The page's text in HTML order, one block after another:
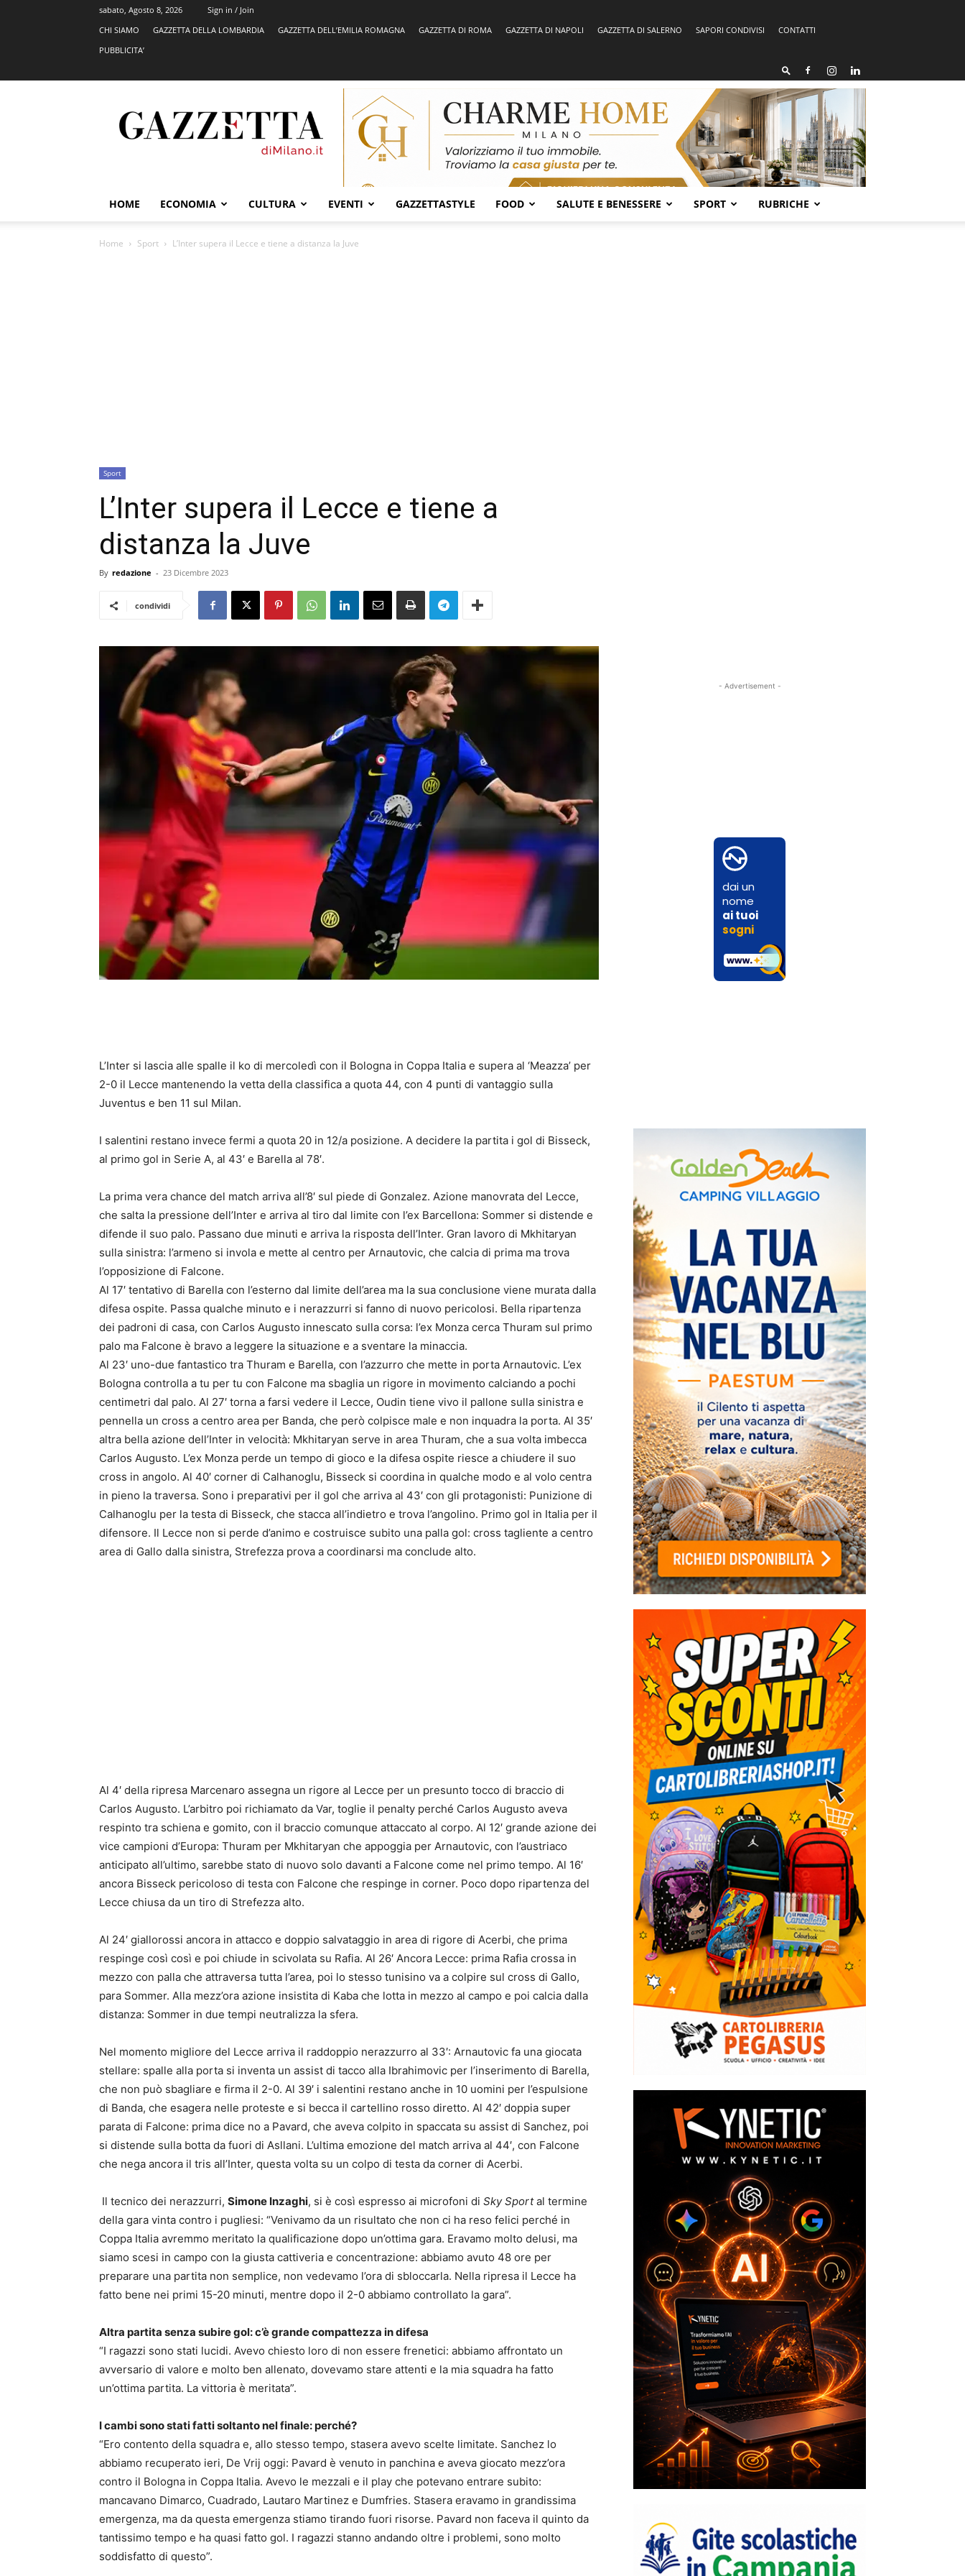
sabato, Agosto 8, 2026
Sign in / Join
CHI SIAMO
GAZZETTA DELLA LOMBARDIA GAZZETTA DELL’EMILIA ROMAGNA GAZZETTA DI ROMA GAZZETTA DI NAPOLI GAZZETTA DI SALERNO SAPORI CONDIVISI
CONTATTI
PUBBLICITA’
HOME ECONOMIA CULTURA EVENTI GAZZETTASTYLE FOOD SALUTE E BENESSERE SPORT RUBRICHE
Home Sport L’Inter supera il Lecce e tiene a distanza la Juve
Sport
L’Inter supera il Lecce e tiene a
distanza la Juve
By redazione - 23 Dicembre 2023
condividi
L’Inter si lascia alle spalle il ko di mercoledì con il Bologna in Coppa Italia e supera al ‘Meazza’ per
2-0 il Lecce mantenendo la vetta della classifica a quota 44, con 4 punti di vantaggio sulla
Juventus e ben 11 sul Milan.
I salentini restano invece fermi a quota 20 in 12/a posizione. A decidere la partita i gol di Bisseck,
al primo gol in Serie A, al 43′ e Barella al 78′.
La prima vera chance del match arriva all’8′ sul piede di Gonzalez. Azione manovrata del Lecce,
che salta la pressione dell’Inter e arriva al tiro dal limite con l’ex Barcellona: Sommer si distende e
difende il suo palo. Passano due minuti e arriva la risposta dell’Inter. Gran lavoro di Mkhitaryan
sulla sinistra: l’armeno si invola e mette al centro per Arnautovic, che calcia di prima ma trova
l’opposizione di Falcone.
Al 17′ tentativo di Barella con l’esterno dal limite dell’area ma la sua conclusione viene murata dalla
difesa ospite. Passa qualche minuto e i nerazzurri si fanno di nuovo pericolosi. Bella ripartenza
dei padroni di casa, con Carlos Augusto innescato sulla corsa: l’ex Monza cerca Thuram sul primo
palo ma Falcone è bravo a leggere la situazione e a sventare la minaccia.
Al 23′ uno-due fantastico tra Thuram e Barella, con l’azzurro che mette in porta Arnautovic. L’ex
Bologna controlla a tu per tu con Falcone ma sbaglia un rigore in movimento calciando a pochi
centimetri dal palo. Al 27′ torna a farsi vedere il Lecce, Oudin tiene vivo il pallone sulla sinistra e
pennella un cross a centro area per Banda, che però colpisce male e non inquadra la porta. Al 35′
altra bella azione dell’Inter in velocità: Mkhitaryan serve in area Thuram, che a sua volta imbecca
Carlos Augusto. L’ex Monza perde un tempo di gioco e la difesa ospite riesce a chiudere il suo
cross in angolo. Al 40′ corner di Calhanoglu, Bisseck si coordina in qualche modo e al volo centra
in pieno la traversa. Sono i preparativi per il gol che arriva al 43′ con gli protagonisti: Punizione di
Calhanoglu per la testa di Bisseck, che stacca all’indietro e trova l’angolino. Primo gol in Italia per il
difensore. Il Lecce non si perde d’animo e costruisce subito una palla gol: cross tagliente a centro
area di Gallo dalla sinistra, Strefezza prova a coordinarsi ma conclude alto.
Al 4′ della ripresa Marcenaro assegna un rigore al Lecce per un presunto tocco di braccio di
Carlos Augusto. L’arbitro poi richiamato da Var, toglie il penalty perché Carlos Augusto aveva
respinto tra schiena e gomito, con il braccio comunque attaccato al corpo. Al 12′ grande azione dei
vice campioni d’Europa: Thuram per Mkhitaryan che appoggia per Arnautovic, con l’austriaco
anticipato all’ultimo, sarebbe stato di nuovo solo davanti a Falcone come nel primo tempo. Al 16′
ancora Bisseck pericoloso di testa con Falcone che respinge in corner. Poco dopo ripartenza del
Lecce chiusa da un tiro di Strefezza alto.
Al 24′ giallorossi ancora in attacco e doppio salvataggio in area di rigore di Acerbi, che prima
respinge così così e poi chiude in scivolata su Rafia. Al 26′ Ancora Lecce: prima Rafia crossa in
mezzo con palla che attraversa tutta l’area, poi lo stesso tunisino va a colpire sul cross di Gallo,
para Sommer. Alla mezz’ora azione insistita di Kaba che lotta in mezzo al campo e poi calcia dalla
distanza: Sommer in due tempi neutralizza la sfera.
Nel momento migliore del Lecce arriva il raddoppio nerazzurro al 33′: Arnautovic fa una giocata
stellare: spalle alla porta si inventa un assist di tacco alla Ibrahimovic per l’inserimento di Barella,
che non può sbagliare e firma il 2-0. Al 39′ i salentini restano anche in 10 uomini per l’espulsione
di Banda, che esagera nelle proteste e si becca il cartellino rosso diretto. Al 42′ doppia super
parata di Falcone: prima dice no a Pavard, che aveva colpito in spaccata su assist di Sanchez, poi
si distende sulla botta da fuori di Asllani. L’ultima emozione del match arriva al 44′, con Falcone
che nega ancora il tris all’Inter, questa volta su un colpo di testa da corner di Acerbi.
Il tecnico dei nerazzurri, Simone Inzaghi, si è così espresso ai microfoni di Sky Sportal termine
della gara vinta contro i pugliesi: “Venivamo da un risultato che non ci ha reso felici perché in
Coppa Italia avremmo meritato la qualificazione dopo un’ottima gara. Eravamo molto delusi, ma
siamo scesi in campo con la giusta cattiveria e concentrazione: abbiamo avuto 48 ore per
preparare una partita non semplice, non vedevamo l’ora di sbloccarla. Nella ripresa il Lecce ha
fatto bene nei primi 15-20 minuti, mentre dopo il 2-0 abbiamo controllato la gara”.
Altra partita senza subire gol: c’è grande compattezza in difesa
“I ragazzi sono stati lucidi. Avevo chiesto loro di non essere frenetici: abbiamo affrontato un
avversario di valore e molto ben allenato, dovevamo stare attenti e la mia squadra ha fatto
un’ottima partita. La vittoria è meritata”.
I cambi sono stati fatti soltanto nel finale: perché?
“Ero contento della squadra e, allo stesso tempo, stasera avevo scelte limitate. Sanchez lo
abbiamo recuperato ieri, De Vrij oggi: Pavard è venuto in panchina e aveva giocato mezz’ora
contro il Bologna in Coppa Italia. Avevo le mezzali e il play che potevano entrare subito:
mancavano Dimarco, Cuadrado, Lautaro Martinez e Dumfries. Stasera eravamo in grandissima
emergenza, ma da questa emergenza stiamo tirando fuori risorse. Pavard non faceva il quinto da
tantissimo tempo e ha quasi fatto gol. I ragazzi stanno andando oltre i problemi, sono molto
soddisfatto di questo”.
- Advertisement -